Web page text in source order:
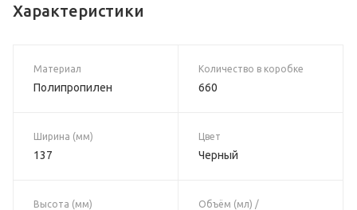
Характеристики
Материал
Полипропилен
Количество в коробке
660
Ширина (мм)
137
Цвет
Черный
Высота (мм)
Объём (мл) /